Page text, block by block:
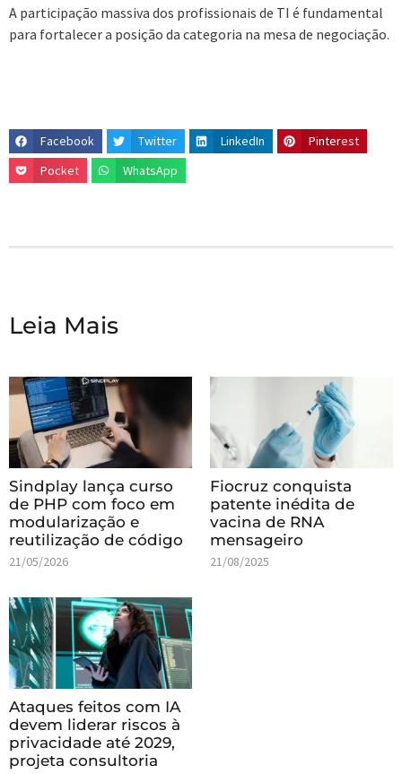
A participação massiva dos profissionais de TI é fundamental
para fortalecer a posição da categoria na mesa de negociação.
Facebook Twitter LinkedIn
Pinterest
Pocket
WhatsApp
Leia Mais
Sindplay lança curso
de PHP com foco em
modularização e
reutilização de código
21/05/2026
Fiocruz conquista
patente inédita de
vacina de RNA
mensageiro
21/08/2025
Ataques feitos com IA
devem liderar riscos à
privacidade até 2029,
projeta consultoria